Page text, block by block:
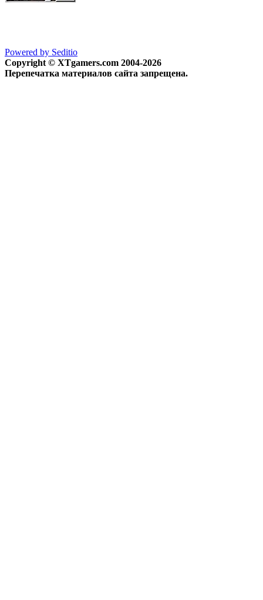
Powered by Seditio
Copyright © XTgamers.com 2004-2026
Перепечатка материалов сайта запрещена.